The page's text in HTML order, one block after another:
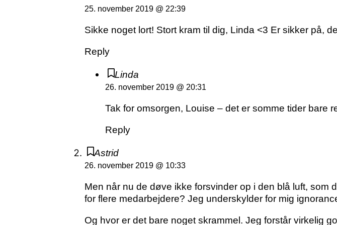
25. november 2019 @ 22:39
Sikke noget lort! Stort kram til dig, Linda <3 Er sikker på,
Reply
Linda
26. november 2019 @ 20:31
Tak for omsorgen, Louise – det er somme tider bare
Reply
Astrid
26. november 2019 @ 10:33
Men når nu de døve ikke forsvinder op i den blå luft, som
for flere medarbejdere? Jeg underskylder for mig
Og hvor er det bare noget skrammel. Jeg forstår virkelig